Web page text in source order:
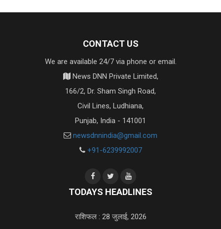
CONTACT US
We are available 24/7 via phone or email.
News DNN Private Limited,
166/2, Dr. Sham Singh Road,
Civil Lines, Ludhiana,
Punjab, India - 141001
newsdnnindia@gmail.com
+91-6239992007
TODAYS HEADLINES
राशिफल : 28 जुलाई, 2026